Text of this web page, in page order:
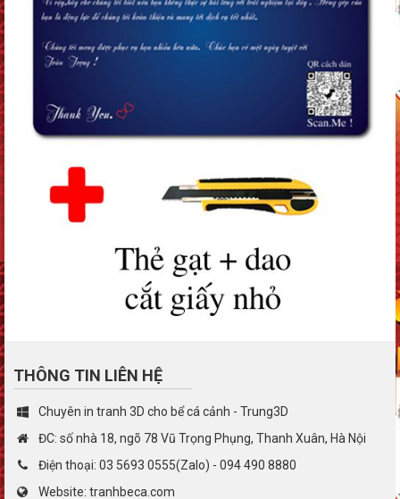
THÔNG TIN LIÊN HỆ
Chuyên in tranh 3D cho bể cá cảnh - Trung3D
ĐC: số nhà 18, ngõ 78 Vũ Trọng Phụng, Thanh Xuân, Hà Nội
Điện thoại: 03 5693 0555(Zalo) - 094 490 8880
Website: tranhbeca.com